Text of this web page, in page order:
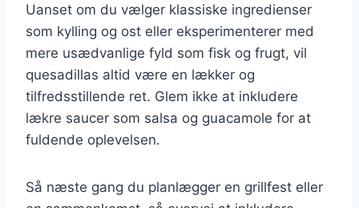
Uanset om du vælger klassiske ingredienser
som kylling og ost eller eksperimenterer med
mere usædvanlige fyld som fisk og frugt, vil
quesadillas altid være en lækker og
tilfredsstillende ret. Glem ikke at inkludere
lækre saucer som salsa og guacamole for at
fuldende oplevelsen.
Så næste gang du planlægger en grillfest eller